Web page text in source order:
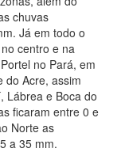
chuvas
Já em todo o
centro e na
no Pará, em
do Acre, assim
Lábrea e Boca do
ficaram entre 0 e
Norte as
a 35 mm.